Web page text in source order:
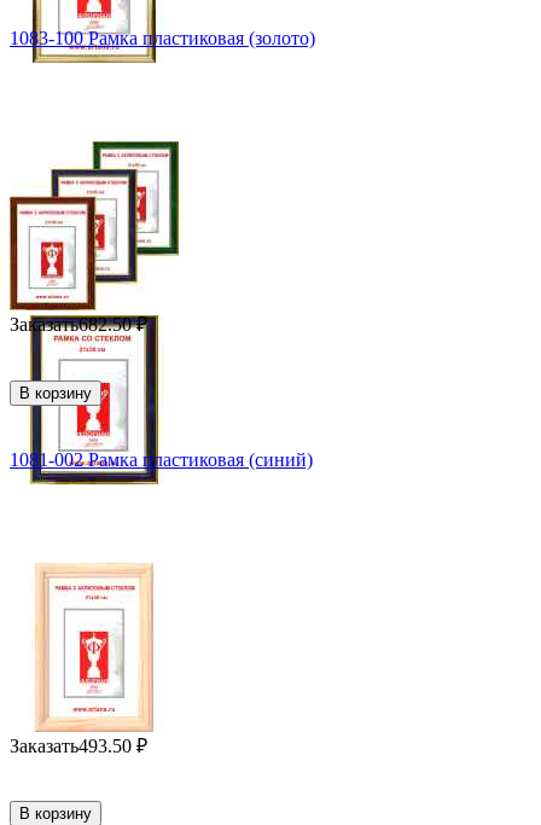
1083-100 Рамка пластиковая (золото)
Заказать682.50 ₽
В корзину
1081-002 Рамка пластиковая (синий)
Заказать493.50 ₽
В корзину